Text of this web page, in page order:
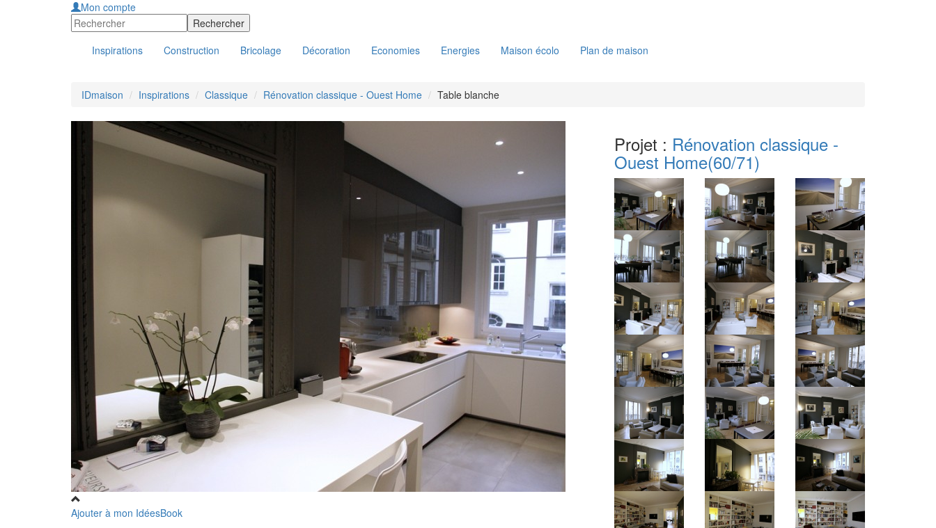
Mon compte
Inspirations Construction Bricolage Décoration Economies Energies Maison écolo Plan de maison
IDmaison Inspirations Classique Rénovation classique - Ouest Home Table blanche
Ajouter à mon IdéesBook
Projet : Rénovation classique -
Ouest Home(60/71)